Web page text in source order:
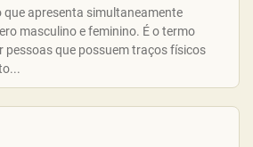
que apresenta simultaneamente
masculino e feminino. É o termo
pessoas que possuem traços físicos